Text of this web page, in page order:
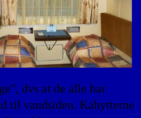
dvs at de alle har
til vandsiden. Kahytterne